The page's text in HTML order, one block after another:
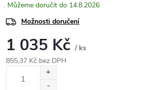
14.8.2026
Možnosti doručení
1 035 Kč / ks
855,37 Kč bez DPH